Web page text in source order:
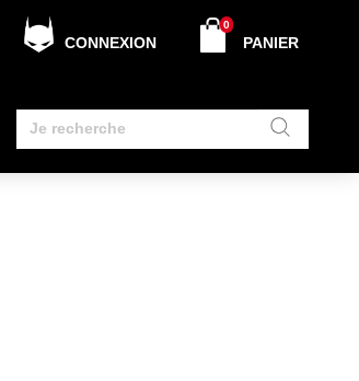
CONNEXION PANIER
0